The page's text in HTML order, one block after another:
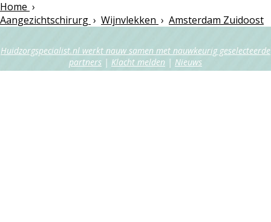
Home ›
Aangezichtschirurg › Wijnvlekken › Amsterdam Zuidoost
Huidzorgspecialist.nl werkt nauw samen met nauwkeurig geselecteerde
partners | Klacht melden | Nieuws